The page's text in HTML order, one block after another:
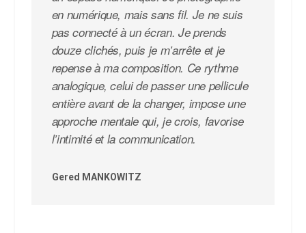
en numérique, mais sans fil. Je ne suis
pas connecté à un écran. Je prends
douze clichés, puis je m’arrête et je
repense à ma composition. Ce rythme
analogique, celui de passer une pellicule
entière avant de la changer, impose une
approche mentale qui, je crois, favorise
l’intimité et la communication.
Gered MANKOWITZ